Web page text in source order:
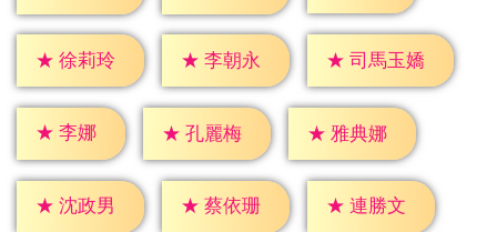
★ 徐莉玲 ★ 李朝永 ★ 司馬玉嬌
★ 李娜 ★ 孔麗梅 ★ 雅典娜
★ 沈政男 ★ 蔡依珊 ★ 連勝文